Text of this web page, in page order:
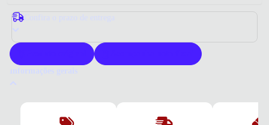
Confira o prazo de entrega
Informações gerais
Por que comprar um tênis Olympikus?